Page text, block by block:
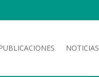
NOTICIAS